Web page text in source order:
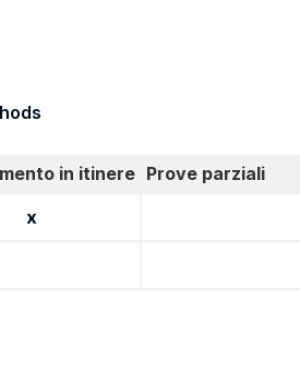
in itinere Prove parziali
x